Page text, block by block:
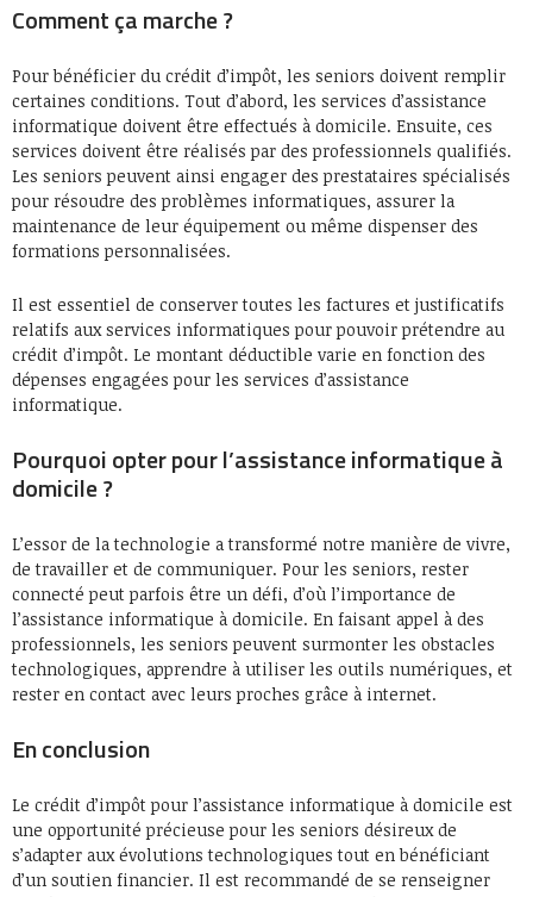
Comment ça marche ?
Pour bénéficier du crédit d’impôt, les seniors doivent remplir
certaines conditions. Tout d’abord, les services d’assistance
informatique doivent être effectués à domicile. Ensuite, ces
services doivent être réalisés par des professionnels qualifiés.
Les seniors peuvent ainsi engager des prestataires spécialisés
pour résoudre des problèmes informatiques, assurer la
maintenance de leur équipement ou même dispenser des
formations personnalisées.
Il est essentiel de conserver toutes les factures et justificatifs
relatifs aux services informatiques pour pouvoir prétendre au
crédit d’impôt. Le montant déductible varie en fonction des
dépenses engagées pour les services d’assistance
informatique.
Pourquoi opter pour l’assistance informatique à
domicile ?
L’essor de la technologie a transformé notre manière de vivre,
de travailler et de communiquer. Pour les seniors, rester
connecté peut parfois être un défi, d’où l’importance de
l’assistance informatique à domicile. En faisant appel à des
professionnels, les seniors peuvent surmonter les obstacles
technologiques, apprendre à utiliser les outils numériques, et
rester en contact avec leurs proches grâce à internet.
En conclusion
Le crédit d’impôt pour l’assistance informatique à domicile est
une opportunité précieuse pour les seniors désireux de
s’adapter aux évolutions technologiques tout en bénéficiant
d’un soutien financier. Il est recommandé de se renseigner